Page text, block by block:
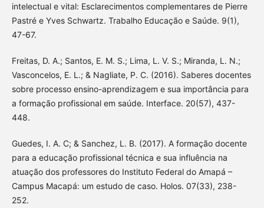
intelectual e vital: Esclarecimentos complementares de Pierre
Pastré e Yves Schwartz. Trabalho Educação e Saúde. 9(1),
47-67.
Freitas, D. A.; Santos, E. M. S.; Lima, L. V. S.; Miranda, L. N.;
Vasconcelos, E. L.; & Nagliate, P. C. (2016). Saberes docentes
sobre processo ensino-aprendizagem e sua importância para
a formação profissional em saúde. Interface. 20(57), 437-
448.
Guedes, I. A. C; & Sanchez, L. B. (2017). A formação docente
para a educação profissional técnica e sua influência na
atuação dos professores do Instituto Federal do Amapá –
Campus Macapá: um estudo de caso. Holos. 07(33), 238-
252.